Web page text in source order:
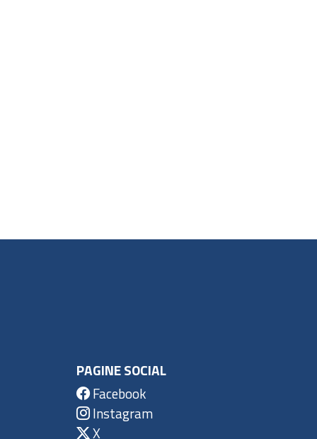
PAGINE SOCIAL
Facebook
Instagram
X